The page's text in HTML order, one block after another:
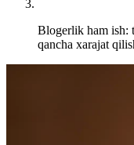
Blogerlik ham ish:
qancha xarajat